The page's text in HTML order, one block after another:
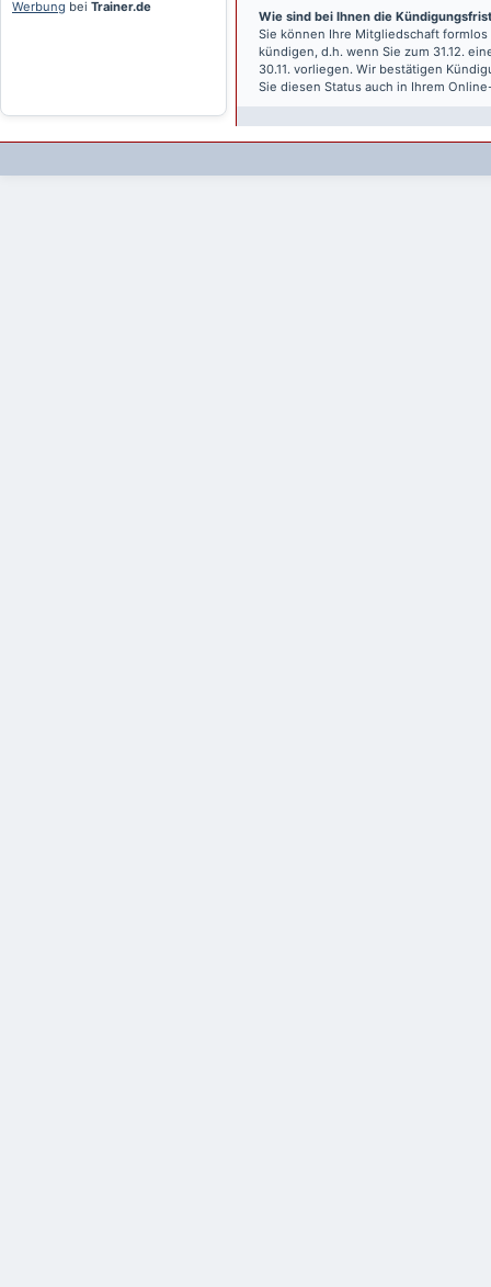
Werbung bei Trainer.de
Wie sind bei Ihnen die
Sie können Ihre Mitgliedschaft
kündigen, d.h. wenn Sie zum 31.12.
30.11. vorliegen. Wir bestätigen
Sie diesen Status auch in Ihrem